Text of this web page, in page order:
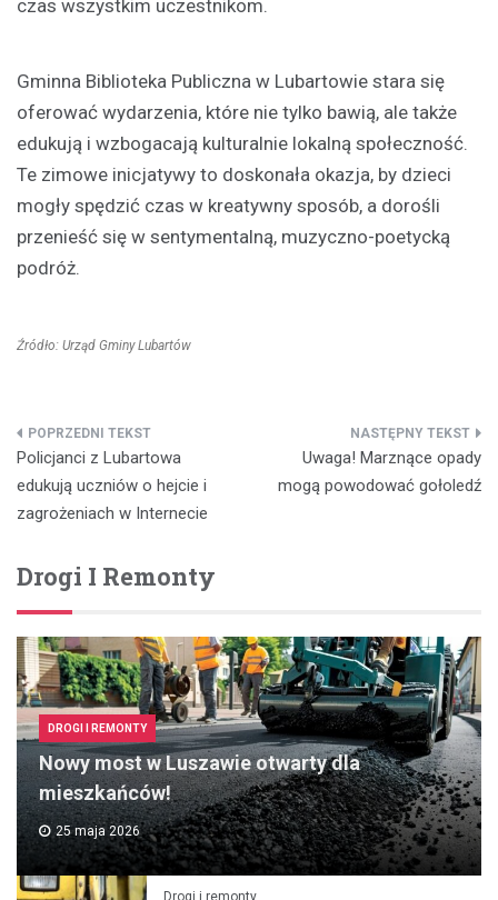
czas wszystkim uczestnikom.
Gminna Biblioteka Publiczna w Lubartowie stara się
oferować wydarzenia, które nie tylko bawią, ale także
edukują i wzbogacają kulturalnie lokalną społeczność.
Te zimowe inicjatywy to doskonała okazja, by dzieci
mogły spędzić czas w kreatywny sposób, a dorośli
przenieść się w sentymentalną, muzyczno-poetycką
podróż.
Źródło: Urząd Gminy Lubartów
Nawigacja
wpisu
Policjanci z Lubartowa
edukują uczniów o hejcie i
zagrożeniach w Internecie
Uwaga! Marznące opady
mogą powodować gołoledź
Drogi I Remonty
DROGI I REMONTY
Nowy most w Luszawie otwarty dla
mieszkańców!
25 maja 2026